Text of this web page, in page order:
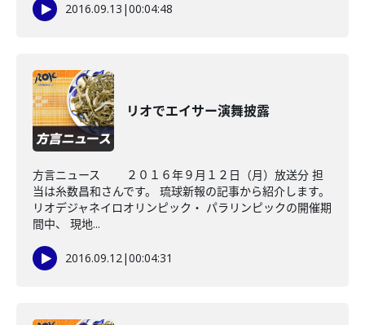
2016.09.13 |00:04:48
リオでエイサー演舞披露
方言ニュース ２０１６年９月１２日（月）放送分 担
当は糸数昌和さんです。 琉球新報の記事から紹介します。
リオデジャネイロオリンピック・ パラリンピックの開催期
間中、 現地...
2016.09.12|00:04:31